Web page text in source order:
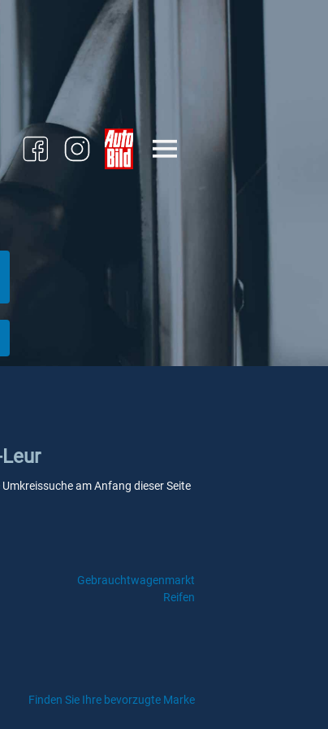
am Anfang dieser Seite
Gebrauchtwagenmarkt
Reifen
Finden Sie Ihre bevorzugte Marke